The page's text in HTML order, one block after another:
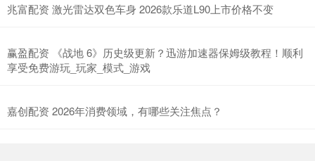
兆富配资 激光雷达双色车身 2026款乐道L90上市价格不变
赢盈配资 《战地 6》历史级更新？迅游加速器保姆级教程！顺利
享受免费游玩_玩家_模式_游戏
嘉创配资 2026年消费领域，有哪些关注焦点？